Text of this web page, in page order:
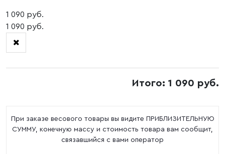
1 090 руб.
1 090 руб.
Итого: 1 090 руб.
При заказе весового товары вы видите ПРИБЛИЗИТЕЛЬНУЮ
СУММУ, конечную массу и стоимость товара вам сообщит,
связавшийся с вами оператор